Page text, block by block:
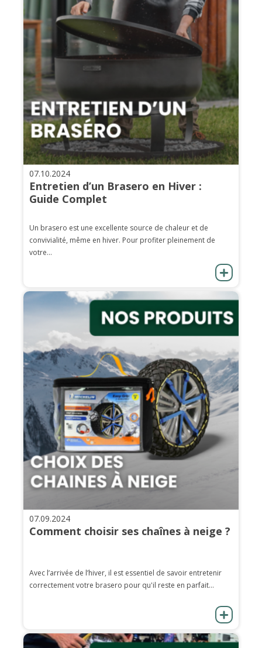
07.10.2024
Entretien d’un Brasero en Hiver :
Guide Complet
Un brasero est une excellente source de chaleur et de
convivialité, même en hiver. Pour profiter pleinement de
votre...
07.09.2024
Comment choisir ses chaînes à neige ?
Avec l’arrivée de l’hiver, il est essentiel de savoir entretenir
correctement votre brasero pour qu'il reste en parfait...